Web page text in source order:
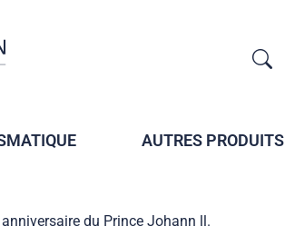
AUTRES PRODUITS
du Prince Johann ll.